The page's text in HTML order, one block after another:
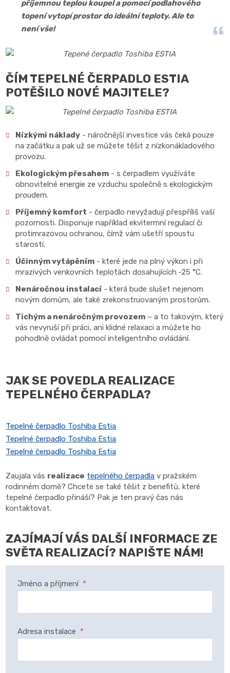
příjemnou teplou koupel a pomocí podlahového
topení vytopí prostor do ideální teploty. Ale to
není vše!
ČÍM TEPELNÉ ČERPADLO ESTIA
POTĚŠILO NOVÉ MAJITELE?
Nízkými náklady - náročnější investice vás čeká pouze
na začátku a pak už se můžete těšit z nízkonákladového
provozu.
Ekologickým přesahem - s čerpadlem využíváte
obnovitelné energie ze vzduchu společně s ekologickým
proudem.
Příjemný komfort - čerpadlo nevyžadují přespříliš vaší
pozornosti. Disponuje například ekvitermní regulací či
protimrazovou ochranou, čímž vám ušetří spoustu
starostí.
Účinným vytápěním - které jede na plný výkon i při
mrazivých venkovních teplotách dosahujících -25 °C.
Nenáročnou instalací- která bude slušet nejenom
novým domům, ale také zrekonstruovaným prostorům.
Tichým a nenáročným provozem – a to takovým, který
vás nevyruší při práci, ani klidné relaxaci a můžete ho
pohodlně ovládat pomocí inteligentního ovládání.
JAK SE POVEDLA REALIZACE
TEPELNÉHO ČERPADLA?
Tepelné čerpadlo Toshiba Estia
Tepelné čerpadlo Toshiba Estia
Tepelné čerpadlo Toshiba Estia
Zaujala vás realizace tepelného čerpadla v pražském
rodinném domě? Chcete se také těšit z benefitů, které
tepelné čerpadlo přináší? Pak je ten pravý čas nás
kontaktovat.
ZAJÍMAJÍ VÁS DALŠÍ INFORMACE ZE
SVĚTA REALIZACÍ? NAPIŠTE NÁM!
Jméno a příjmení *
Adresa instalace *